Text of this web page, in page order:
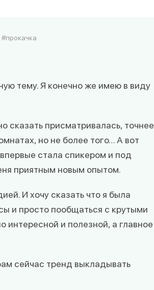
прокачка
тему. Я конечно же имею в виду
сказать присматривалась, точнее
но не более того… А вот
стала спикером и под
приятным новым опытом.
И хочу сказать что я была
и просто пообщаться с крутыми
интересной и полезной, а главное
сейчас тренд выкладывать